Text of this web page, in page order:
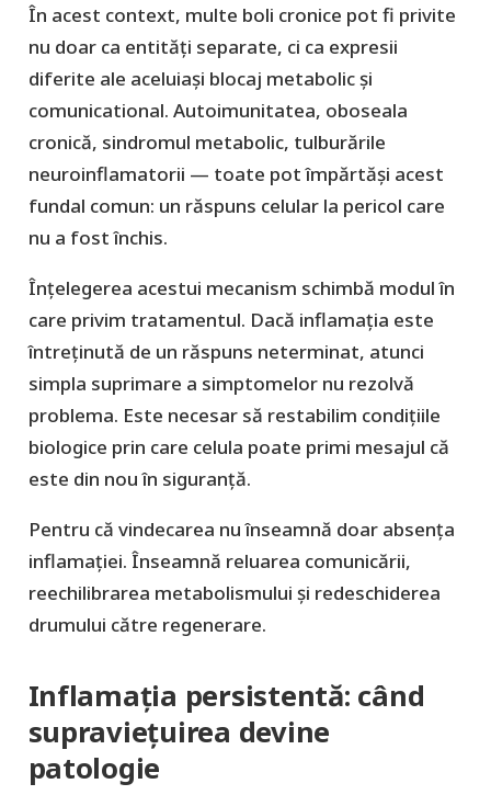
În acest context, multe boli cronice pot fi privite
nu doar ca entități separate, ci ca expresii
diferite ale aceluiași blocaj metabolic și
comunicational. Autoimunitatea, oboseala
cronică, sindromul metabolic, tulburările
neuroinflamatorii — toate pot împărtăși acest
fundal comun: un răspuns celular la pericol care
nu a fost închis.
Înțelegerea acestui mecanism schimbă modul în
care privim tratamentul. Dacă inflamația este
întreținută de un răspuns neterminat, atunci
simpla suprimare a simptomelor nu rezolvă
problema. Este necesar să restabilim condițiile
biologice prin care celula poate primi mesajul că
este din nou în siguranță.
Pentru că vindecarea nu înseamnă doar absența
inflamației. Înseamnă reluarea comunicării,
reechilibrarea metabolismului și redeschiderea
drumului către regenerare.
Inflamația persistentă: când
supraviețuirea devine
patologie